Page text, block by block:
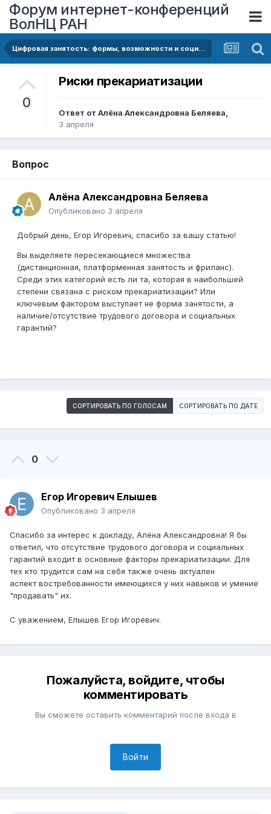
Форум интернет-конференций
ВолНЦ РАН
Цифровая занятость: формы, возможности и социальные риски
0
Риски прекариатизации
Ответ от Алёна Александровна Беляева,
3 апреля
Вопрос
Алёна Александровна Беляева
Опубликовано 3 апреля
Добрый день, Егор Игоревич, спасибо за вашу статью!
Вы выделяете пересекающиеся множества
(дистанционная, платформенная занятость и фриланс).
Среди этих категорий есть ли та, которая в наибольшей
степени связана с риском прекариатизации? Или
ключевым фактором выступает не форма занятости, а
наличие/отсутствие трудового договора и социальных
гарантий?
СОРТИРОВАТЬ ПО ГОЛОСАМ СОРТИРОВАТЬ ПО ДАТЕ
0
Егор Игоревич Елышев
Опубликовано 3 апреля
Спасибо за интерес к докладу, Алёна Александровна! Я бы
ответил, что отсутствие трудового договора и социальных
гарантий входит в основные факторы прекариатизации. Для
тех кто трудится сам на себя также очень актуален
аспект востребованности имеющихся у них навыков и умение
"продавать" их.
С уважением, Елышев Егор Игоревич.
Пожалуйста, войдите, чтобы
комментировать
Вы сможете оставить комментарий после входа в
Войти